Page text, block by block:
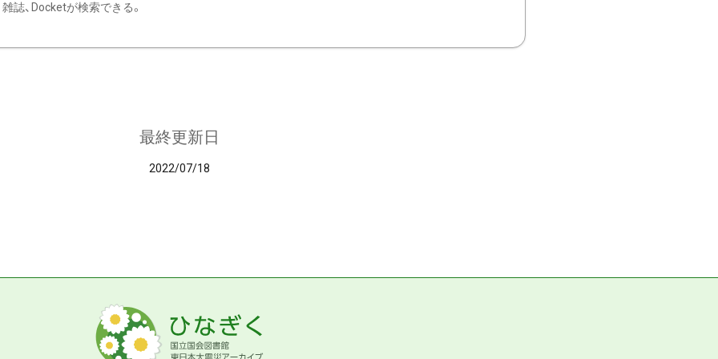
雑誌、Docketが検索できる。
最終更新日
2022/07/18